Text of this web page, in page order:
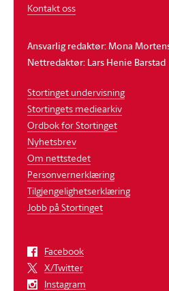
Kontakt oss
Ansvarlig redaktør: Mona
Nettredaktør: Lars Henie Barstad
Stortinget undervisning
Stortingets mediearkiv
Ordbok for Stortinget
Nyhetsbrev
Om nettstedet
Personvernerklæring
Tilgjengelighetserklæring
Jobb på Stortinget
Facebook
X/Twitter
Instagram